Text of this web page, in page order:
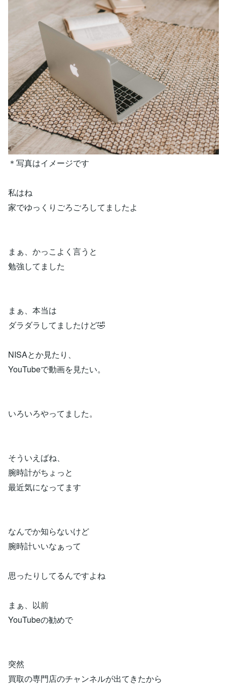
＊写真はイメージです
私はね
家でゆっくりごろごろしてましたよ
まぁ、かっこよく言うと
勉強してました
まぁ、本当は
ダラダラしてましたけど🤣
NISAとか見たり、
YouTubeで動画を見たい。
いろいろやってました。
そういえばね、
腕時計がちょっと
最近気になってます
なんでか知らないけど
腕時計いいなぁって
思ったりしてるんですよね
まぁ、以前
YouTubeの勧めで
突然
買取の専門店のチャンネルが出てきたから